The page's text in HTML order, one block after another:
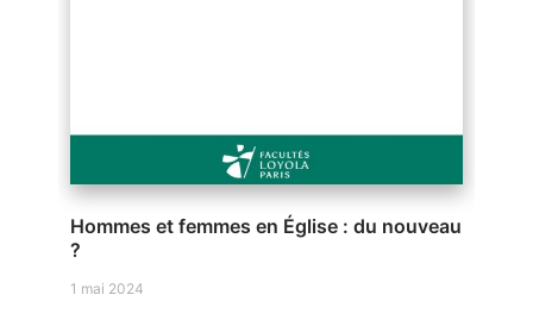
Hommes et femmes en Église : du nouveau
?
1 mai 2024